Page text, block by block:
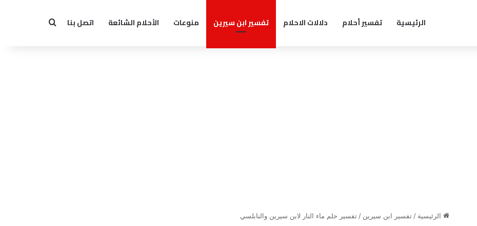
الرئيسية تفسير أحلام دلالات الاحلام تفسير ابن سيرين منوعات الأحلام الشائعة اتصل بنا بحث عن
الرئيسية / تفسير ابن سيرين / تفسير حلم ماء النار لابن سيرين والنابلسي